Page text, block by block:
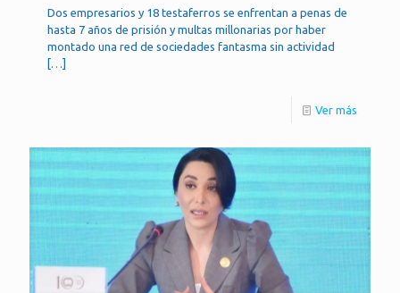
Dos empresarios y 18 testaferros se enfrentan a penas de
hasta 7 años de prisión y multas millonarias por haber
montado una red de sociedades fantasma sin actividad
[…]
Ver más